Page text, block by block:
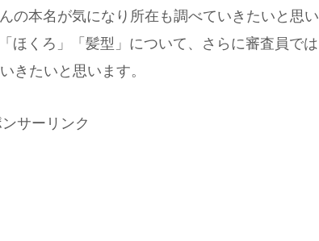
の本名が気になり所在も調べていきたいと思い
ほくろ」「髪型」について、さらに審査員では
きたいと思います。
サーリンク